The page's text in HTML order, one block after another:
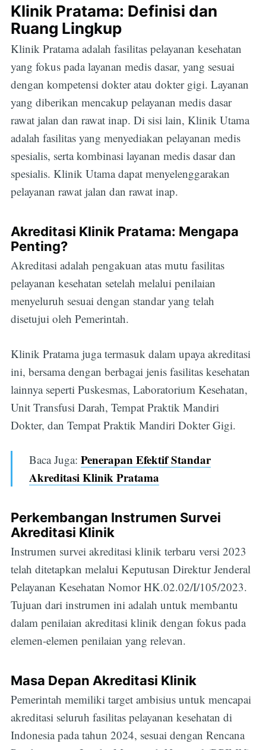
Klinik Pratama: Definisi dan
Ruang Lingkup
Klinik Pratama adalah fasilitas pelayanan kesehatan
yang fokus pada layanan medis dasar, yang sesuai
dengan kompetensi dokter atau dokter gigi. Layanan
yang diberikan mencakup pelayanan medis dasar
rawat jalan dan rawat inap. Di sisi lain, Klinik Utama
adalah fasilitas yang menyediakan pelayanan medis
spesialis, serta kombinasi layanan medis dasar dan
spesialis. Klinik Utama dapat menyelenggarakan
pelayanan rawat jalan dan rawat inap.
Akreditasi Klinik Pratama: Mengapa
Penting?
Akreditasi adalah pengakuan atas mutu fasilitas
pelayanan kesehatan setelah melalui penilaian
menyeluruh sesuai dengan standar yang telah
disetujui oleh Pemerintah.
Klinik Pratama juga termasuk dalam upaya akreditasi
ini, bersama dengan berbagai jenis fasilitas kesehatan
lainnya seperti Puskesmas, Laboratorium Kesehatan,
Unit Transfusi Darah, Tempat Praktik Mandiri
Dokter, dan Tempat Praktik Mandiri Dokter Gigi.
Baca Juga:Penerapan Efektif Standar
Akreditasi Klinik Pratama
Perkembangan Instrumen Survei
Akreditasi Klinik
Instrumen survei akreditasi klinik terbaru versi 2023
telah ditetapkan melalui Keputusan Direktur Jenderal
Pelayanan Kesehatan Nomor HK.02.02/I/105/2023.
Tujuan dari instrumen ini adalah untuk membantu
dalam penilaian akreditasi klinik dengan fokus pada
elemen-elemen penilaian yang relevan.
Masa Depan Akreditasi Klinik
Pemerintah memiliki target ambisius untuk mencapai
akreditasi seluruh fasilitas pelayanan kesehatan di
Indonesia pada tahun 2024, sesuai dengan Rencana